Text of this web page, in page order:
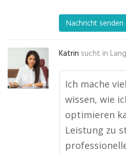
Nachricht senden
Katrin sucht in
Ich mache
wissen, wie
optimieren
Leistung zu